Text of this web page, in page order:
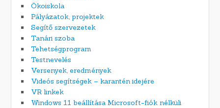
Ökoiskola
Pályázatok, projektek
Segítő szervezetek
Tanári szoba
Tehetségprogram
Testnevelés
Versenyek, eredmények
Videós segítségek – karantén idejére
VR linkek
Windows 11 beállítása Microsoft-fiók nélküli